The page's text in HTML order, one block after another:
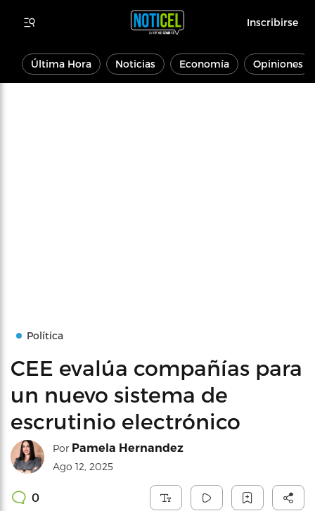
Inscribirse
Última Hora Noticias Economía Opiniones
Política
CEE evalúa compañías para
un nuevo sistema de
escrutinio electrónico
Por Pamela Hernandez
Ago 12, 2025
0